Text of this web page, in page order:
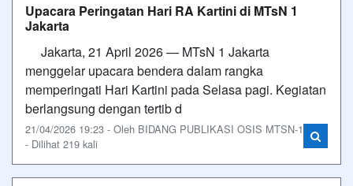
Upacara Peringatan Hari RA Kartini di MTsN 1
Jakarta
Jakarta, 21 April 2026 — MTsN 1 Jakarta
menggelar upacara bendera dalam rangka
memperingati Hari Kartini pada Selasa pagi. Kegiatan
berlangsung dengan tertib d
21/04/2026 19:23 - Oleh BIDANG PUBLIKASI OSIS MTSN-1
- Dilihat 219 kali